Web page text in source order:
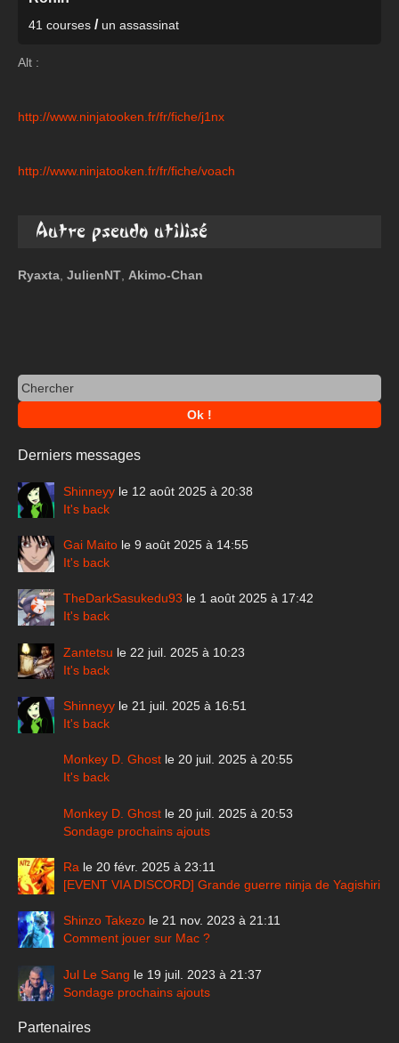
41 courses / un assassinat
Alt :
http://www.ninjatooken.fr/fr/fiche/j1nx
http://www.ninjatooken.fr/fr/fiche/voach
Autre pseudo utilisé
Ryaxta JulienNT Akimo-Chan
Derniers messages
Shinneyy le 12 août 2025 à 20:38
It's back
Gai Maito le 9 août 2025 à 14:55
It's back
TheDarkSasukedu93 le 1 août 2025 à 17:42
It's back
Zantetsu le 22 juil. 2025 à 10:23
It's back
Shinneyy le 21 juil. 2025 à 16:51
It's back
Monkey D. Ghost le 20 juil. 2025 à 20:55
It's back
Monkey D. Ghost le 20 juil. 2025 à 20:53
Sondage prochains ajouts
Ra le 20 févr. 2025 à 23:11
[EVENT VIA DISCORD] Grande guerre ninja de Yagishiri
Shinzo Takezo le 21 nov. 2023 à 21:11
Comment jouer sur Mac ?
Jul Le Sang le 19 juil. 2023 à 21:37
Sondage prochains ajouts
Partenaires